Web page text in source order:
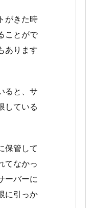
がきた時
ことがで
あります
ると、サ
している
保管して
てなかっ
ーバーに
に引っか